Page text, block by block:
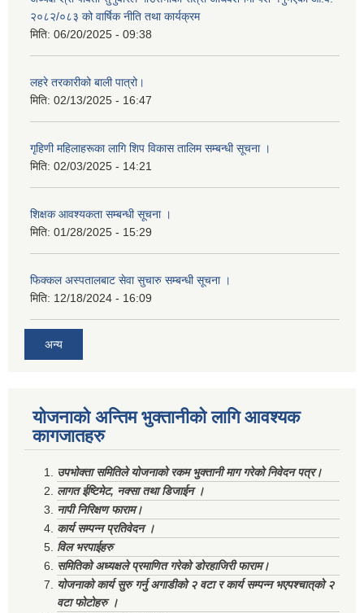
२०८२/०८३ को वार्षिक नीति तथा कार्यक्रम
मिति: 06/20/2025 - 09:38
लहरे तरकारीको बाली पात्रो।
मिति: 02/13/2025 - 16:47
गृहिणी महिलाहरूका लागि शिप विकास तालिम सम्बन्धी सूचना ‌।
मिति: 02/03/2025 - 14:21
शिक्षक आवश्यकता सम्बन्धी सूचना ।
मिति: 01/28/2025 - 15:29
फिक्कल अस्पतालबाट सेवा सुचारु सम्बन्धी सूचना ।
मिति: 12/18/2024 - 16:09
अन्य
योजनाको अन्तिम भुक्तानीको लागि आवश्यक
कागजातहरु
उपभोक्ता समितिले योजनाको रकम भुक्तानी माग गरेको निवेदन पत्र।
लागत ईष्टिमेट, नक्सा तथा डिजाईन ।
नापी निरिक्षण फाराम।
कार्य सम्पन्न प्रतिवेदन ।
विल भरपाईहरु
समितिको अध्यक्षले प्रमाणित गरेको डोरहाजिरी फाराम।
योजनाको कार्य सुरु गर्नु अगाडीको २ वटा र कार्य सम्पन्न भएपश्चात्‌को २
वटा फोटोहरु ।